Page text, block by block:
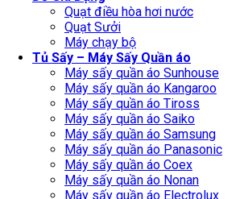
Quạt điều hòa hơi nước
Quạt Sưởi
Máy chạy bộ
Tủ Sấy – Máy Sấy Quần áo
Máy sấy quần áo Sunhouse
Máy sấy quần áo Kangaroo
Máy sấy quần áo Tiross
Máy sấy quần áo Saiko
Máy sấy quần áo Samsung
Máy sấy quần áo Panasonic
Máy sấy quần áo Coex
Máy sấy quần áo Nonan
Máy sấy quần áo Electrolux